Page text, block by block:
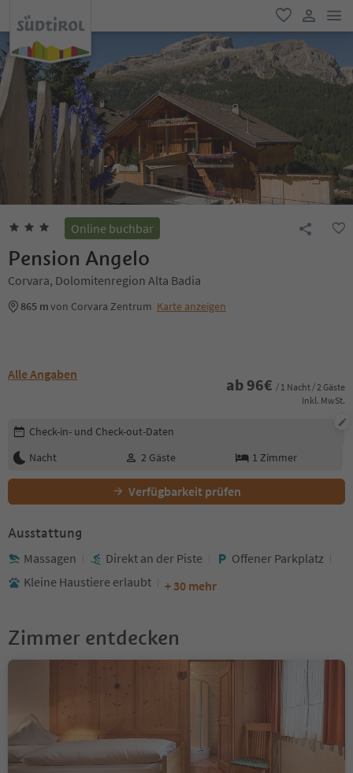
favorit
user link
Online buchbar
Pension Angelo
Corvara, Dolomitenregion Alta Badia
865 mvon Corvara Zentrum Karte anzeigen
Alle Angaben
ab 96€ / 1 Nacht / 2 Gäste
Inkl. MwSt.
Buchungsdetails bearbeiten
Check-in- und Check-out-Daten
Nacht
2 Gäste 1 Zimmer
Verfügbarkeit prüfen
Ausstattung
Massagen Direkt an der Piste
Offener Parkplatz
Kleine Haustiere erlaubt
+ 30 mehr
Zimmer entdecken